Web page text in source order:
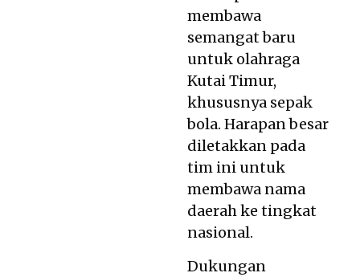
membawa
semangat baru
untuk olahraga
Kutai Timur,
khususnya sepak
bola. Harapan besar
diletakkan pada
tim ini untuk
membawa nama
daerah ke tingkat
nasional.
Dukungan